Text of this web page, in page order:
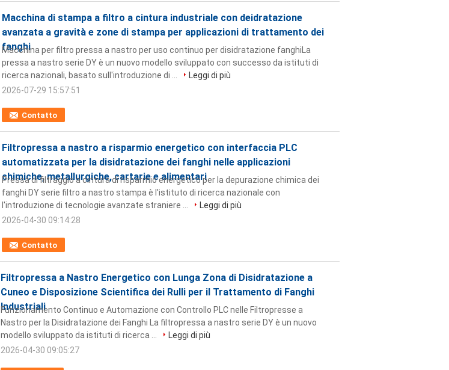
Macchina di stampa a filtro a cintura industriale con deidratazione
avanzata a gravità e zone di stampa per applicazioni di trattamento dei
fanghi
Contatto
Macchina per filtro pressa a nastro per uso continuo per disidratazione fanghiLa
pressa a nastro serie DY è un nuovo modello sviluppato con successo da istituti di
ricerca nazionali, basato sull'introduzione di ...
Leggi di più
2026-07-29 15:57:51
Filtropressa a nastro a risparmio energetico con interfaccia PLC
automatizzata per la disidratazione dei fanghi nelle applicazioni
chimiche, metallurgiche, cartarie e alimentari
Contatto
Pressa di filtraggio a cintura di risparmio energetico per la depurazione chimica dei
fanghi DY serie filtro a nastro stampa è l'istituto di ricerca nazionale con
l'introduzione di tecnologie avanzate straniere ...
Leggi di più
2026-04-30 09:14:28
Filtropressa a Nastro Energetico con Lunga Zona di Disidratazione a
Cuneo e Disposizione Scientifica dei Rulli per il Trattamento di Fanghi
Industriali
Funzionamento Continuo e Automazione con Controllo PLC nelle Filtropresse a
Nastro per la Disidratazione dei Fanghi La filtropressa a nastro serie DY è un nuovo
modello sviluppato da istituti di ricerca ...
Leggi di più
2026-04-30 09:05:27